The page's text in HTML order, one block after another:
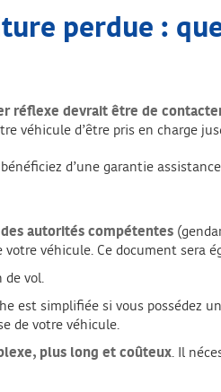
perdue :
réflexe devrait être de
véhicule d’être pris en charge
d’une garantie
autorités compétentes
véhicule. Ce document sera
de vol.
est simplifiée si vous possédez
de votre véhicule.
plus long et coûteux. Il